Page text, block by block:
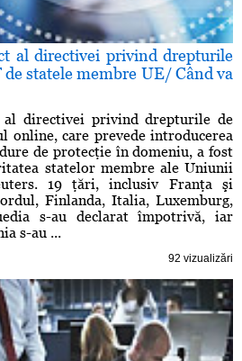
al directivei privind drepturile
statele membre UE/ Când va
al directivei privind drepturile de
online, care prevede introducerea
de protecţie în domeniu, a fost
statelor membre ale Uniunii
19 ţări, inclusiv Franţa şi
Finlanda, Italia, Luxemburg,
s-au declarat împotrivă, iar
s-au ...
92 vizualizări